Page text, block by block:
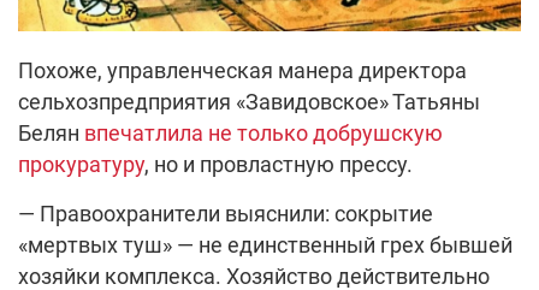
Похоже, управленческая манера директора
сельхозпредприятия «Завидовское» Татьяны
Белян впечатлила не только добрушскую
прокуратуру, но и провластную прессу.
— Правоохранители выяснили: сокрытие
«мертвых туш» — не единственный грех бывшей
хозяйки комплекса. Хозяйство действительно